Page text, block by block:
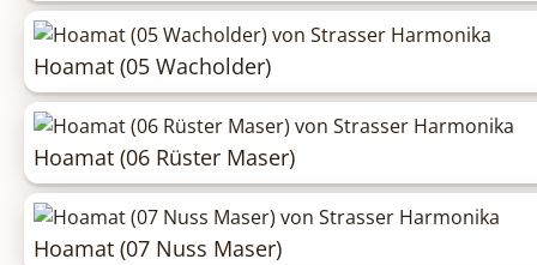
Hoamat (05 Wacholder)
Hoamat (06 Rüster Maser)
Hoamat (07 Nuss Maser)